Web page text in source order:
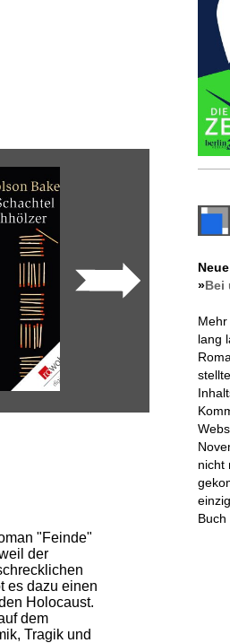
"Feinde"
der
es dazu einen
Holocaust.
dem
Tragik und
»Bei
lang
nicht
Buch